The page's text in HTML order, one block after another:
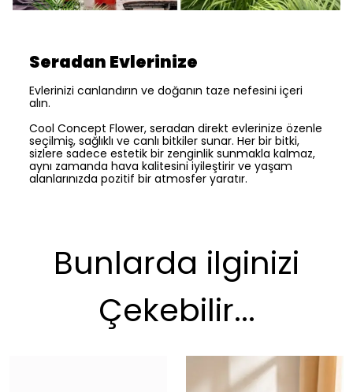
Seradan Evlerinize
Evlerinizi canlandırın ve doğanın taze nefesini içeri
alın.
Cool Concept Flower, seradan direkt evlerinize özenle
seçilmiş, sağlıklı ve canlı bitkiler sunar. Her bir bitki,
sizlere sadece estetik bir zenginlik sunmakla kalmaz,
aynı zamanda hava kalitesini iyileştirir ve yaşam
alanlarınızda pozitif bir atmosfer yaratır.
Bunlarda ilginizi
Çekebilir...